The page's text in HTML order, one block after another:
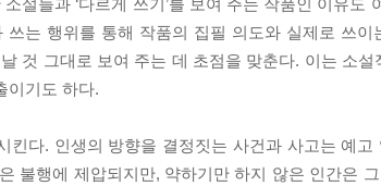
설들과 ‘다르게 쓰기’를 보여 주는 작품인 이유도
는 행위를 통해 작품의 집필 의도와 실제로 쓰이
것 그대로 보여 주는 데 초점을 맞춘다. 이는 소설
이기도 하다.
다. 인생의 방향을 결정짓는 사건과 사고는 예고
불행에 제압되지만, 약하기만 하지 않은 인간은